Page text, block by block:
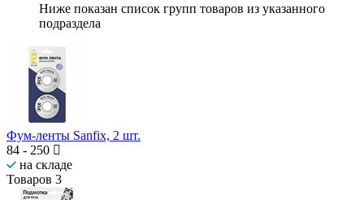
Ниже показан список групп товаров из указанного
подраздела
Фум-ленты Sanfix, 2 шт.
84 - 250
на складе
Товаров 3